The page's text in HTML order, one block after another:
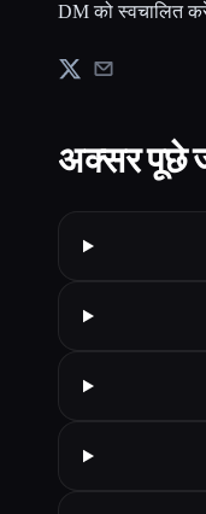
DM को स्वचालित
अक्सर पूछे